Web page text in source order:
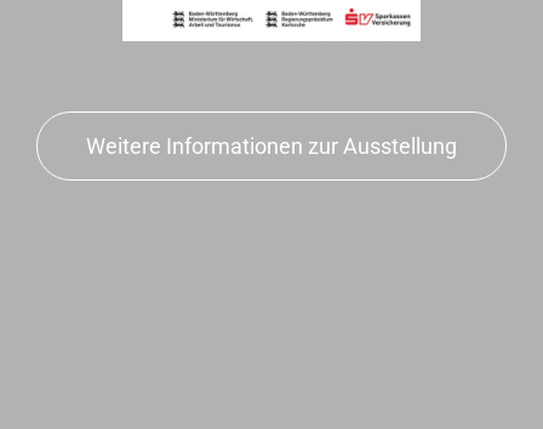
Weitere Informationen zur Ausstellung